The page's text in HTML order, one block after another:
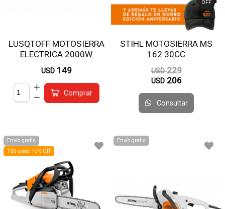
LUSQTOFF MOTOSIERRA
ELECTRICA 2000W
ESL2000-8
USD 149
Comprar
STIHL MOTOSIERRA MS
162 30CC
OFF
USD 229
USD 206
Consultar
Envío gratis
100 años 10% Off
Envío gratis